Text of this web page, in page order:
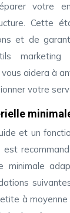
votre
Cette
et de
marketing
aidera à
votre
et un
minimale
à